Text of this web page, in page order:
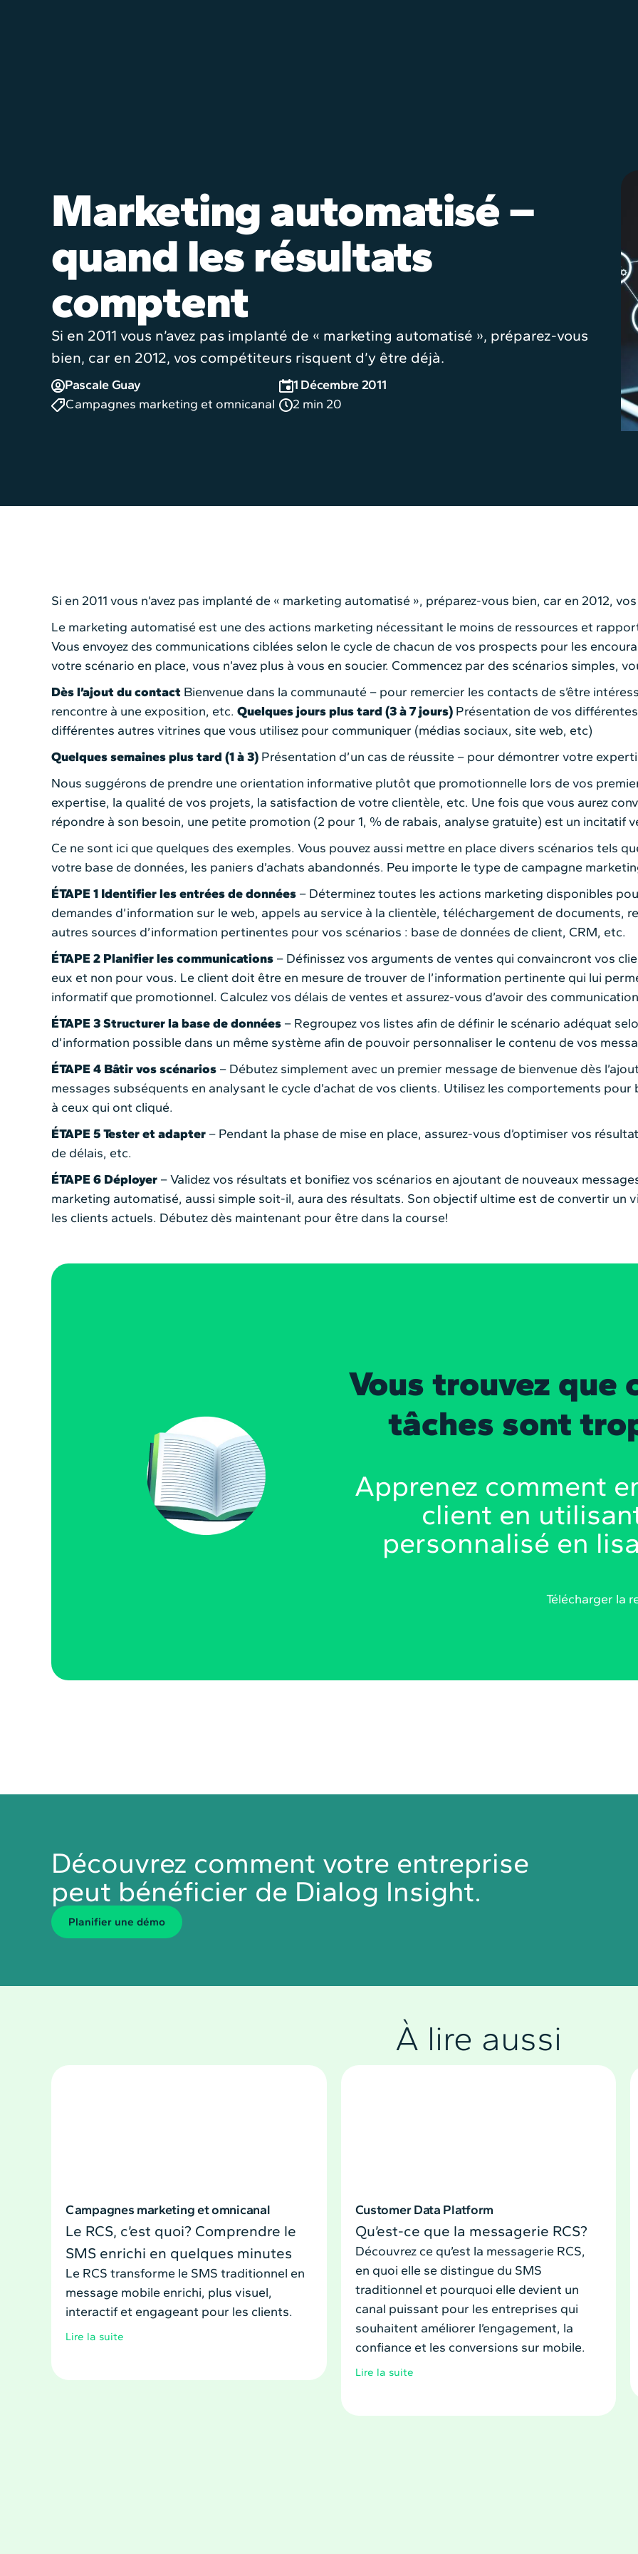
Marketing automatisé –
quand les résultats
comptent
Si en 2011 vous n’avez pas implanté de « marketing automatisé », préparez-vous
bien, car en 2012, vos compétiteurs risquent d’y être déjà.
Pascale Guay
1 Décembre 2011
Campagnes marketing et omnicanal
2 min 20
Si en 2011 vous n’avez pas implanté de « marketing automatisé », préparez-vous bien, car en 2012,
Le marketing automatisé est une des actions marketing nécessitant le moins de ressources et
Vous envoyez des communications ciblées selon le cycle de chacun de vos prospects pour les
votre scénario en place, vous n’avez plus à vous en soucier. Commencez par des scénarios simples,
Dès l’ajout du contact Bienvenue dans la communauté – pour remercier les contacts de s’être
rencontre à une exposition, etc. Quelques jours plus tard (3 à 7 jours) Présentation de vos
différentes autres vitrines que vous utilisez pour communiquer (médias sociaux, site web, etc)
Quelques semaines plus tard (1 à 3) Présentation d’un cas de réussite – pour démontrer votre
Nous suggérons de prendre une orientation informative plutôt que promotionnelle lors de vos
expertise, la qualité de vos projets, la satisfaction de votre clientèle, etc. Une fois que vous aurez
répondre à son besoin, une petite promotion (2 pour 1, % de rabais, analyse gratuite) est un incitatif
Ce ne sont ici que quelques des exemples. Vous pouvez aussi mettre en place divers scénarios tels
votre base de données, les paniers d’achats abandonnés. Peu importe le type de campagne
ÉTAPE 1 Identifier les entrées de données – Déterminez toutes les actions marketing disponibles
demandes d’information sur le web, appels au service à la clientèle, téléchargement de documents,
autres sources d’information pertinentes pour vos scénarios : base de données de client, CRM, etc.
ÉTAPE 2 Planifier les communications – Définissez vos arguments de ventes qui convaincront vos
eux et non pour vous. Le client doit être en mesure de trouver de l’information pertinente qui lui
informatif que promotionnel. Calculez vos délais de ventes et assurez-vous d’avoir des
ÉTAPE 3Structurer la base de données – Regroupez vos listes afin de définir le scénario adéquat
d’information possible dans un même système afin de pouvoir personnaliser le contenu de vos
ÉTAPE 4 Bâtir vos scénarios – Débutez simplement avec un premier message de bienvenue dès
messages subséquents en analysant le cycle d’achat de vos clients. Utilisez les comportements
à ceux qui ont cliqué.
ÉTAPE 5Tester et adapter – Pendant la phase de mise en place, assurez-vous d’optimiser vos
de délais, etc.
ÉTAPE 6 Déployer – Validez vos résultats et bonifiez vos scénarios en ajoutant de nouveaux
marketing automatisé, aussi simple soit-il, aura des résultats. Son objectif ultime est de convertir un
les clients actuels. Débutez dès maintenant pour être dans la course!
Vous trouvez que
tâches sont
Apprenez comment
client en
personnalisé en
Télécharger la
Découvrez comment votre entreprise
peut bénéficier de Dialog Insight.
Planiﬁer une démo
À lire aussi
Campagnes marketing et omnicanal
Le RCS, c’est quoi? Comprendre le
SMS enrichi en quelques minutes
Le RCS transforme le SMS traditionnel en
message mobile enrichi, plus visuel,
interactif et engageant pour les clients.
Lire la suite
Customer Data Platform
Qu’est-ce que la messagerie RCS?
Découvrez ce qu’est la messagerie RCS,
en quoi elle se distingue du SMS
traditionnel et pourquoi elle devient un
canal puissant pour les entreprises qui
souhaitent améliorer l’engagement, la
confiance et les conversions sur mobile.
Lire la suite